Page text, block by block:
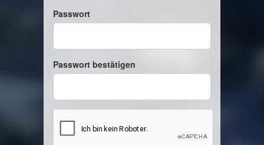
Passwort
Passwort bestätigen